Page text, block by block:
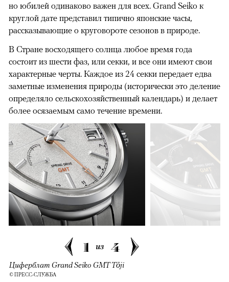
но юбилей одинаково важен для всех. Grand Seiko к
круглой дате представил типично японские часы,
рассказывающие о круговороте сезонов в природе.
В Стране восходящего солнца любое время года
состоит из шести фаз, или секки, и все они имеют свои
характерные черты. Каждое из 24 секки передает едва
заметные изменения природы (исторически это деление
определяло сельскохозяйственный календарь) и делает
более осязаемым само течение времени.
1 из 4
Циферблат Grand Seiko GMT Tōji
© ПРЕСС-СЛУЖБА